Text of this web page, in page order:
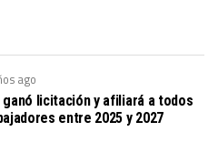
ago
licitación y afiliará a todos
entre 2025 y 2027